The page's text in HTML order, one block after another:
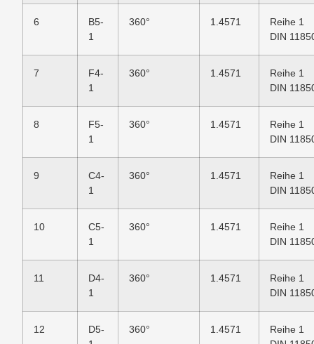
6
B5-
1
360° 1.4571
Reihe 1
DIN
7
F4-
1
360° 1.4571
Reihe 1
DIN
8
F5-
1
360° 1.4571
Reihe 1
DIN
9
C4-
1
360° 1.4571
Reihe 1
DIN
10
C5-
1
360° 1.4571
Reihe 1
DIN
11
D4-
1
360° 1.4571
Reihe 1
DIN
12
D5-
360° 1.4571
Reihe 1